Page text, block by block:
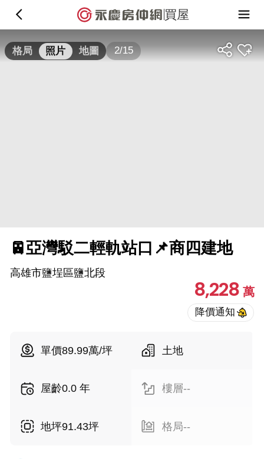
買屋
格局 照片 地圖 2/15
🚈亞灣駁二輕軌站口📌商四建地
高雄市鹽埕區鹽北段
8,228萬
單價89.99萬/坪 土地
屋齡0.0 年 樓層--
地坪91.43坪 格局--